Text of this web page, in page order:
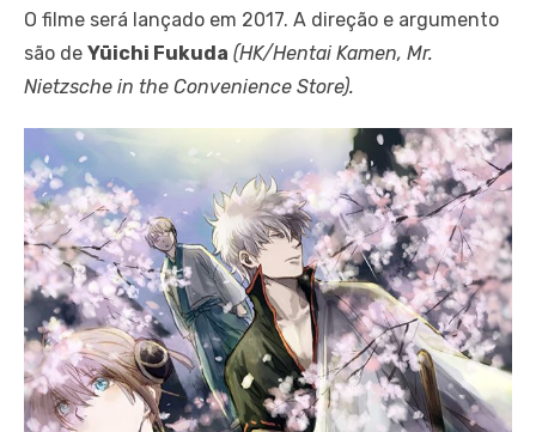
O filme será lançado em 2017. A direção e argumento
são de Yūichi Fukuda (HK/Hentai Kamen, Mr.
Nietzsche in the Convenience Store).